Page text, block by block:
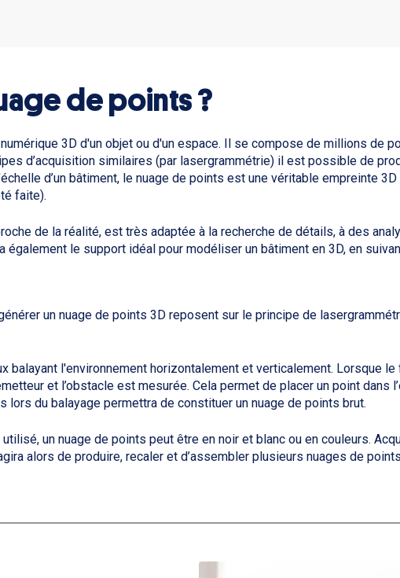
de points ?
3D d'un objet ou d'un espace. Il se compose de millions de
d’acquisition similaires (par lasergrammétrie) il est possible de
d’un bâtiment, le nuage de points est une véritable empreinte
faite).
de la réalité, est très adaptée à la recherche de détails, à des
également le support idéal pour modéliser un bâtiment en 3D, en
un nuage de points 3D reposent sur le principe de
balayant l'environnement horizontalement et verticalement. Lorsque
et l’obstacle est mesurée. Cela permet de placer un point dans
lors du balayage permettra de constituer un nuage de points brut.
un nuage de points peut être en noir et blanc ou en couleurs.
alors de produire, recaler et d’assembler plusieurs nuages de